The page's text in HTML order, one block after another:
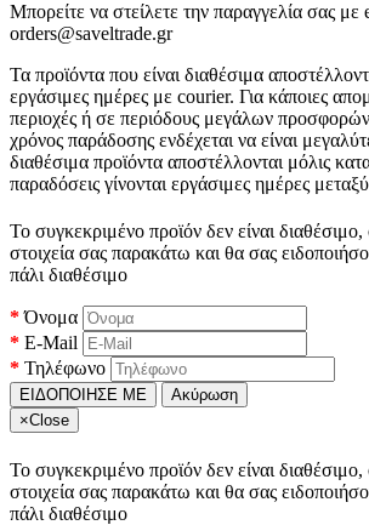
Μπορείτε να στείλετε την παραγγελία σας με
orders@saveltrade.gr
Τα προϊόντα που είναι διαθέσιμα
εργάσιμες ημέρες με courier. Για κάποιες
περιοχές ή σε περιόδους μεγάλων
χρόνος παράδοσης ενδέχεται να είναι
διαθέσιμα προϊόντα αποστέλλονται μόλις
παραδόσεις γίνονται εργάσιμες ημέρες
Το συγκεκριμένο προϊόν δεν είναι
στοιχεία σας παρακάτω και θα σας
πάλι διαθέσιμο
Όνομα
E-Mail
Τηλέφωνο
ΕΙΔΟΠΟΙΗΣΕ ΜΕ
Ακύρωση
×Close
Το συγκεκριμένο προϊόν δεν είναι
στοιχεία σας παρακάτω και θα σας
πάλι διαθέσιμο